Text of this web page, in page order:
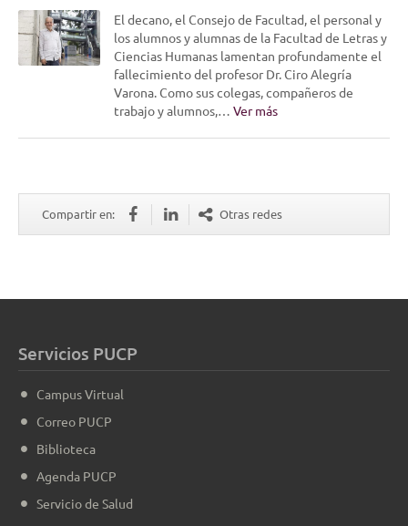
El decano, el Consejo de Facultad, el personal y
los alumnos y alumnas de la Facultad de Letras y
Ciencias Humanas lamentan profundamente el
fallecimiento del profesor Dr. Ciro Alegría
Varona. Como sus colegas, compañeros de
trabajo y alumnos,… Ver más
Compartir en: Otras redes
Servicios PUCP
Campus Virtual
Correo PUCP
Biblioteca
Agenda PUCP
Servicio de Salud